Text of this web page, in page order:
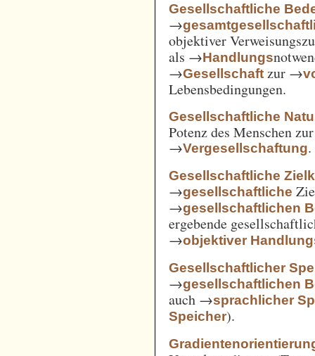
Gesellschaftliche
→
objektiver
als →Handlungs
→Gesellschaft zur →
Lebensbedingungen.
Gesellschaftliche
Potenz des Menschen
→Vergesellschaftung.
Gesellschaftliche
→gesellschaftliche
→gesellschaftlichen
ergebende
→objektiver
Gesellschaftlicher
→gesellschaftlichen
auch →sprachlicher
Speicher).